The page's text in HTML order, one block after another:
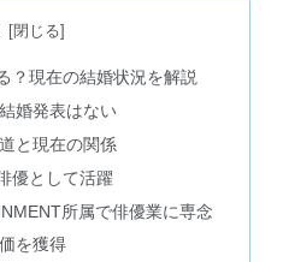
？現在の結婚状況を解説
婚発表はない
と現在の関係
優として活躍
所属で俳優業に専念
を獲得